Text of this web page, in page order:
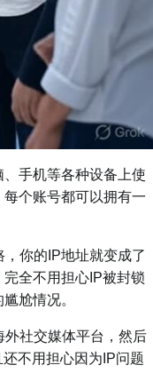
手机等各种设备上使
个账号都可以拥有一
你的IP地址就变成了
全不用担心IP被封锁
尬情况。
社交媒体平台，然后
不用担心因为IP问题